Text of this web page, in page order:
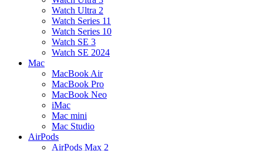
Watch Ultra 2
Watch Series 11
Watch Series 10
Watch SE 3
Watch SE 2024
Mac
MacBook Air
MacBook Pro
MacBook Neo
iMac
Mac mini
Mac Studio
AirPods
AirPods Max 2